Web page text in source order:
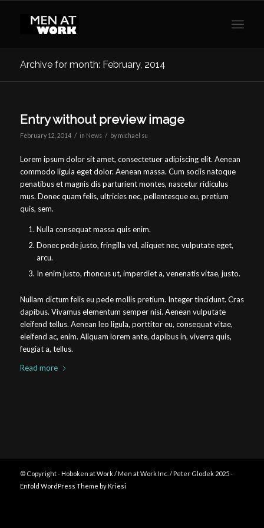
Archive for month: February, 2014
Entry without preview image
February 12, 2014 / in News / by michael su
Lorem ipsum dolor sit amet, consectetuer adipiscing elit. Aenean
commodo ligula eget dolor. Aenean massa. Cum sociis natoque
penatibus et magnis dis parturient montes, nascetur ridiculus
mus. Donec quam felis, ultricies nec, pellentesque eu, pretium
quis, sem.
Nulla consequat massa quis enim.
Donec pede justo, fringilla vel, aliquet nec, vulputate eget,
arcu.
In enim justo, rhoncus ut, imperdiet a, venenatis vitae, justo.
Nullam dictum felis eu pede mollis pretium. Integer tincidunt. Cras
dapibus. Vivamus elementum semper nisi. Aenean vulputate
eleifend tellus. Aenean leo ligula, porttitor eu, consequat vitae,
eleifend ac, enim. Aliquam lorem ante, dapibus in, viverra quis,
feugiat a, tellus.
Read more
© Copyright - Hoboken at Work / Men at Work Inc. / Peter Glodek 2025 -
Enfold WordPress Theme by Kriesi